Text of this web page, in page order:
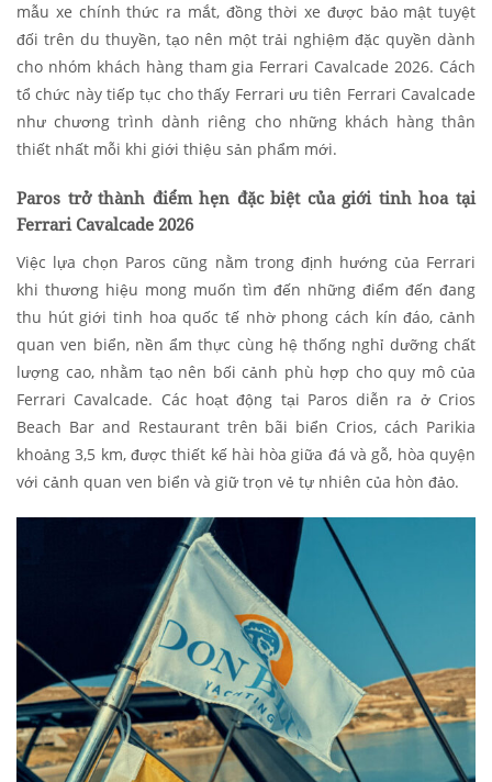
mẫu xe chính thức ra mắt, đồng thời xe được bảo mật tuyệt
đối trên du thuyền, tạo nên một trải nghiệm đặc quyền dành
cho nhóm khách hàng tham gia Ferrari Cavalcade 2026. Cách
tổ chức này tiếp tục cho thấy Ferrari ưu tiên Ferrari Cavalcade
như chương trình dành riêng cho những khách hàng thân
thiết nhất mỗi khi giới thiệu sản phẩm mới.
Paros trở thành điểm hẹn đặc biệt của giới tinh hoa tại
Ferrari Cavalcade 2026
Việc lựa chọn Paros cũng nằm trong định hướng của Ferrari
khi thương hiệu mong muốn tìm đến những điểm đến đang
thu hút giới tinh hoa quốc tế nhờ phong cách kín đáo, cảnh
quan ven biển, nền ẩm thực cùng hệ thống nghỉ dưỡng chất
lượng cao, nhằm tạo nên bối cảnh phù hợp cho quy mô của
Ferrari Cavalcade. Các hoạt động tại Paros diễn ra ở Crios
Beach Bar and Restaurant trên bãi biển Crios, cách Parikia
khoảng 3,5 km, được thiết kế hài hòa giữa đá và gỗ, hòa quyện
với cảnh quan ven biển và giữ trọn vẻ tự nhiên của hòn đảo.